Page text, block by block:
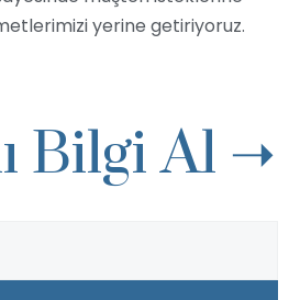
yerine getiriyoruz.
Bilgi Al ➝